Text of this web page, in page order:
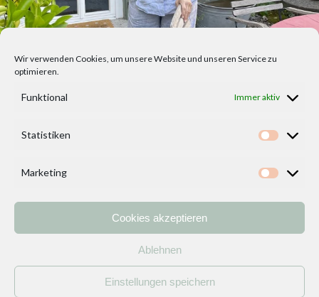
Wir verwenden Cookies, um unsere Website und unseren Service zu
optimieren.
Funktional Immer aktiv
Statistiken
Marketing
Cookies akzeptieren
Ablehnen
Einstellungen speichern
Kontakt
Impressum/ Datenschutzerklärung